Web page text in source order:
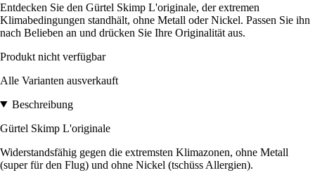
Entdecken Sie den Gürtel Skimp L'originale, der extremen
Klimabedingungen standhält, ohne Metall oder Nickel. Passen Sie ihn
nach Belieben an und drücken Sie Ihre Originalität aus.
Produkt nicht verfügbar
Alle Varianten ausverkauft
Beschreibung
Gürtel Skimp L'originale
Widerstandsfähig gegen die extremsten Klimazonen, ohne Metall
(super für den Flug) und ohne Nickel (tschüss Allergien).